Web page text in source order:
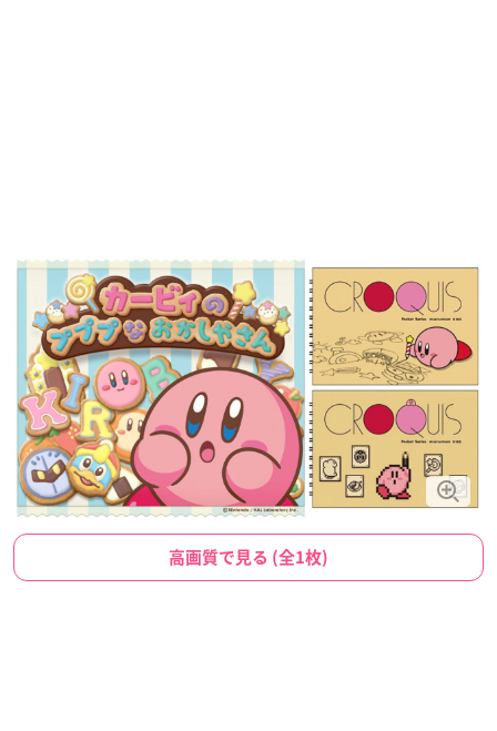
高画質で見る (全1枚)